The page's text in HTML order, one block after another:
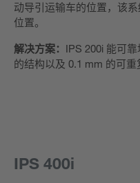
动导引运输车的位置，该
位置。
解决方案： IPS 200i 能可
的结构以及 0.1 mm 的可重
IPS 400i